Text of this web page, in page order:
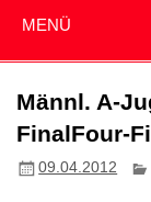
MENÜ
Männl. A-
FinalFour-
09.04.2012